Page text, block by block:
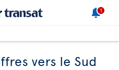
1
vers le Sud